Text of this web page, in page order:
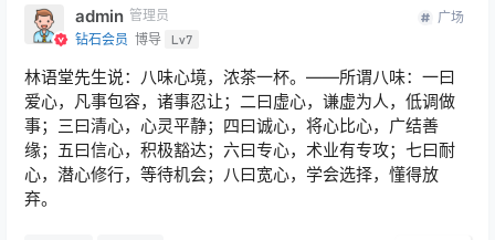
admin 管理员
钻石会员 博导 Lv7
广场
林语堂先生说：八味心境，浓茶一杯。——所谓八味：一曰
爱心，凡事包容，诸事忍让；二曰虚心，谦虚为人，低调做
事；三曰清心，心灵平静；四曰诚心，将心比心，广结善
缘；五曰信心，积极豁达；六曰专心，术业有专攻；七曰耐
心，潜心修行，等待机会；八曰宽心，学会选择，懂得放
弃。